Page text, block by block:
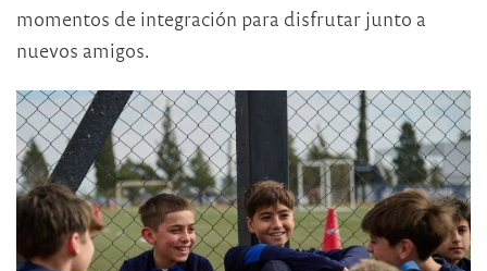
momentos de integración para disfrutar junto a
nuevos amigos.